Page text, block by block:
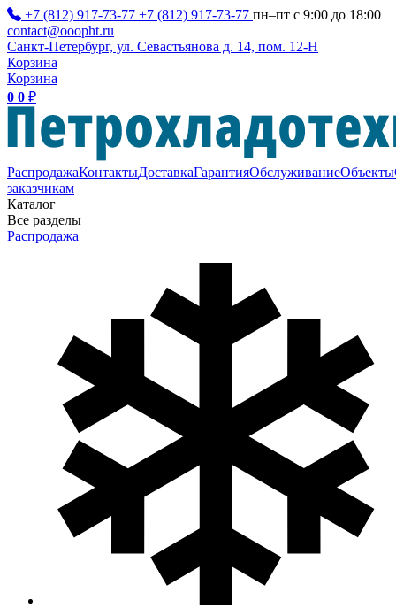
+7 (812) 917-73-77 +7 (812) 917-73-77 пн–пт с 9:00 до 18:00
contact@ooopht.ru
Санкт-Петербург, ул. Севастьянова д. 14, пом. 12-Н
Корзина
Корзина
0 0 ₽
РаспродажаКонтактыДоставкаГарантияОбслуживаниеОбъекты
заказчикам
Каталог
Все разделы
Распродажа